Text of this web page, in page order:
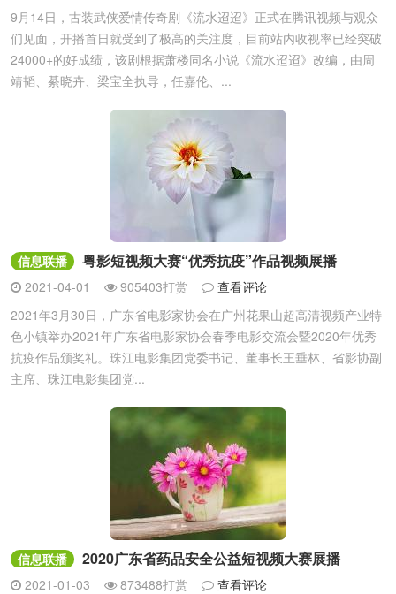
9月14日，古装武侠爱情传奇剧《流水迢迢》正式在腾讯视频与观众
们见面，开播首日就受到了极高的关注度，目前站内收视率已经突破
24000+的好成绩，该剧根据萧楼同名小说《流水迢迢》改编，由周
靖韬、綦晓卉、梁宝全执导，任嘉伦、...
信息联播 粤影短视频大赛“优秀抗疫”作品视频展播
2021-04-01 905403打赏
查看评论
2021年3月30日，广东省电影家协会在广州花果山超高清视频产业特
色小镇举办2021年广东省电影家协会春季电影交流会暨2020年优秀
抗疫作品颁奖礼。珠江电影集团党委书记、董事长王垂林、省影协副
主席、珠江电影集团党...
信息联播 2020广东省药品安全公益短视频大赛展播
2021-01-03 873488打赏
查看评论